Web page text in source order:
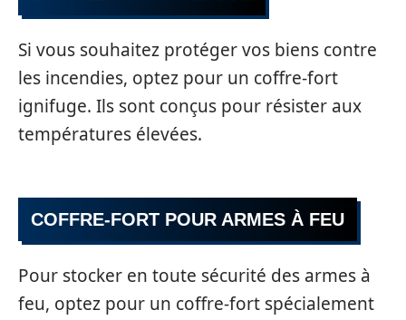
Si vous souhaitez protéger vos biens contre
les incendies, optez pour un coffre-fort
ignifuge. Ils sont conçus pour résister aux
températures élevées.
COFFRE-FORT POUR ARMES À FEU
Pour stocker en toute sécurité des armes à
feu, optez pour un coffre-fort spécialement